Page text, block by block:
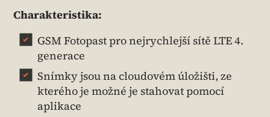
Charakteristika:
GSM Fotopast pro nejrychlejší sítě LTE 4.
generace
Snímky jsou na cloudovém úložišti, ze
kterého je možné je stahovat pomocí
aplikace